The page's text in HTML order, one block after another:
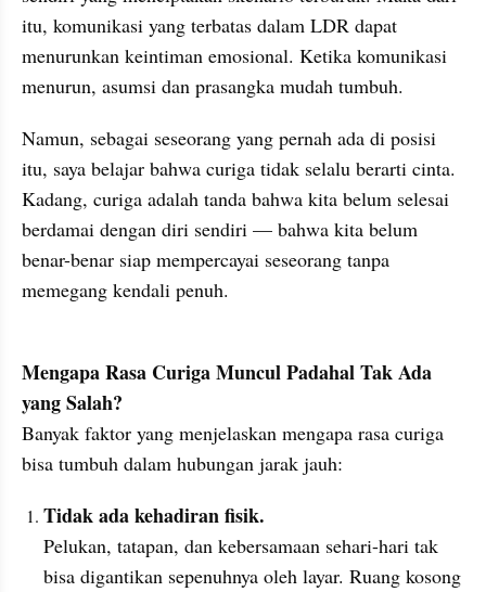
itu, komunikasi yang terbatas dalam LDR dapat
menurunkan keintiman emosional. Ketika komunikasi
Namun, sebagai seseorang yang pernah ada di posisi
itu, saya belajar bahwa curiga tidak selalu berarti cinta.
Kadang, curiga adalah tanda bahwa kita belum selesai
berdamai dengan diri sendiri — bahwa kita belum
benar-benar siap mempercayai seseorang tanpa
memegang kendali penuh.
Mengapa Rasa Curiga Muncul Padahal Tak Ada
yang Salah?
Banyak faktor yang menjelaskan mengapa rasa curiga
bisa tumbuh dalam hubungan jarak jauh:
Tidak ada kehadiran fisik.
Pelukan, tatapan, dan kebersamaan sehari-hari tak
bisa digantikan sepenuhnya oleh layar. Ruang kosong